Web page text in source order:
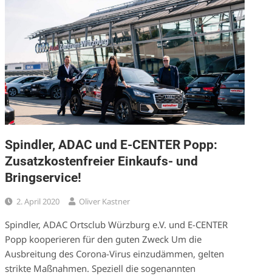
Spindler, ADAC und E-CENTER Popp:
Zusatzkostenfreier Einkaufs- und
Bringservice!
2. April 2020 Oliver Kastner
Spindler, ADAC Ortsclub Würzburg e.V. und E-CENTER
Popp kooperieren für den guten Zweck Um die
Ausbreitung des Corona-Virus einzudämmen, gelten
strikte Maßnahmen. Speziell die sogenannten